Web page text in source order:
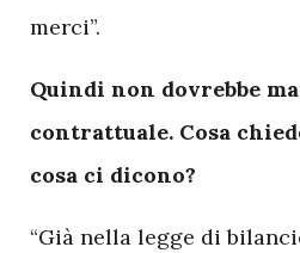
merci”.
Quindi non dovrebbe
contrattuale. Cosa
cosa ci dicono?
“Già nella legge di